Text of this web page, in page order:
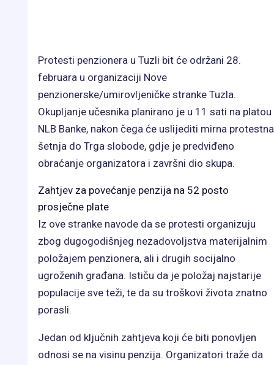
Protesti penzionera u Tuzli bit će održani 28.
februara u organizaciji Nove
penzionerske/umirovljeničke stranke Tuzla.
Okupljanje učesnika planirano je u 11 sati na platou
NLB Banke, nakon čega će uslijediti mirna protestna
šetnja do Trga slobode, gdje je predviđeno
obraćanje organizatora i završni dio skupa.
Zahtjev za povećanje penzija na 52 posto
prosječne plate
Iz ove stranke navode da se protesti organizuju
zbog dugogodišnjeg nezadovoljstva materijalnim
položajem penzionera, ali i drugih socijalno
ugroženih građana. Ističu da je položaj najstarije
populacije sve teži, te da su troškovi života znatno
porasli.
Jedan od ključnih zahtjeva koji će biti ponovljen
odnosi se na visinu penzija. Organizatori traže da